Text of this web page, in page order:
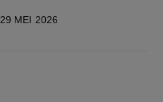
29 MEI 2026